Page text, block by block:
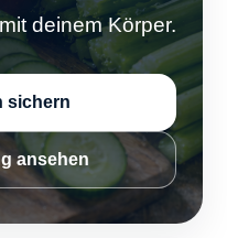
deinem Körper.
sichern
ansehen